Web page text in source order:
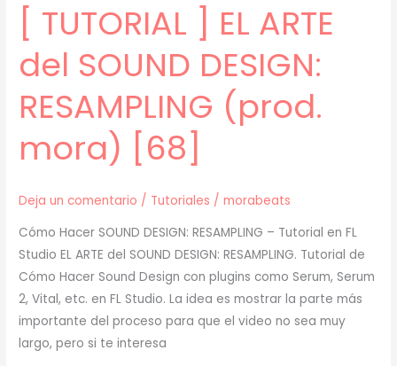
[ TUTORIAL ] EL ARTE
del SOUND DESIGN:
RESAMPLING (prod.
mora) [68]
Deja un comentario / Tutoriales /morabeats
Cómo Hacer SOUND DESIGN: RESAMPLING – Tutorial en FL
Studio EL ARTE del SOUND DESIGN: RESAMPLING. Tutorial de
Cómo Hacer Sound Design con plugins como Serum, Serum
2, Vital, etc. en FL Studio. La idea es mostrar la parte más
importante del proceso para que el video no sea muy
largo, pero si te interesa